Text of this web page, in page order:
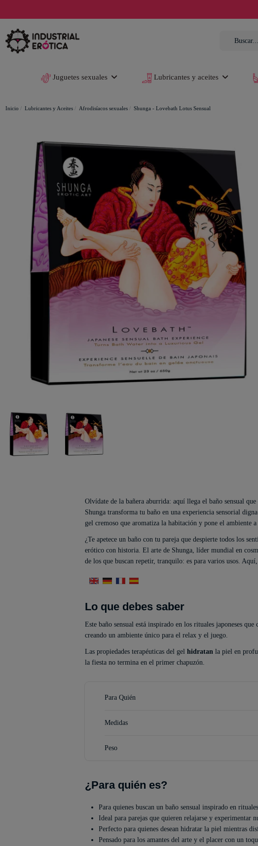
Juguetes sexuales Lubricantes y aceites
Inicio Lubricantes y Aceites Afrodisíacos sexuales Shunga - Lovebath Lotus Sensual
Olvídate de la bañera aburrida: aquí llega el baño sensual
Shunga transforma tu baño en una experiencia sensorial
gel cremoso que aromatiza la habitación y pone el ambiente
¿Te apetece un baño con tu pareja que despierte todos los
erótico con historia. El arte de Shunga, líder mundial en
de los que buscan repetir, tranquilo: es para varios usos.
Lo que debes saber
Este baño sensual está inspirado en los rituales japoneses que
creando un ambiente único para el relax y el juego.
Las propiedades terapéuticas del gel hidratan la piel en
la fiesta no termina en el primer chapuzón.
Para Quién
Medidas
Peso
¿Para quién es?
Para quienes buscan un baño sensual inspirado en rituales
Ideal para parejas que quieren relajarse y experimentar
Perfecto para quienes desean hidratar la piel mientras
Pensado para los amantes del arte y el placer con un